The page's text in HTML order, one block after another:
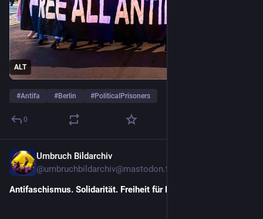
ALT
#Antifa #Berlin #PoliticalPrisoners
0
Umbruch Bildarchiv
@umbruchbildarchiv@mastodon.trueten.de
Antifaschismus. Solidarität. Freiheit für KW-Thomas